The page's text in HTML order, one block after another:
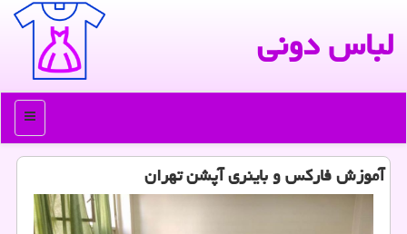
لباس دونی
منو
آموزش فاركس و باینری آپشن تهران